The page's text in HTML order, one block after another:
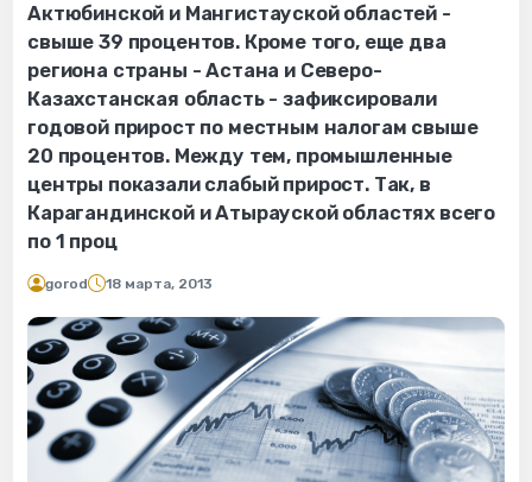
Актюбинской и Мангистауской областей -
свыше 39 процентов. Кроме того, еще два
региона страны - Астана и Северо-
Казахстанская область - зафиксировали
годовой прирост по местным налогам свыше
20 процентов. Между тем, промышленные
центры показали слабый прирост. Так, в
Карагандинской и Атырауской областях всего
по 1 проц
gorod 18 марта, 2013